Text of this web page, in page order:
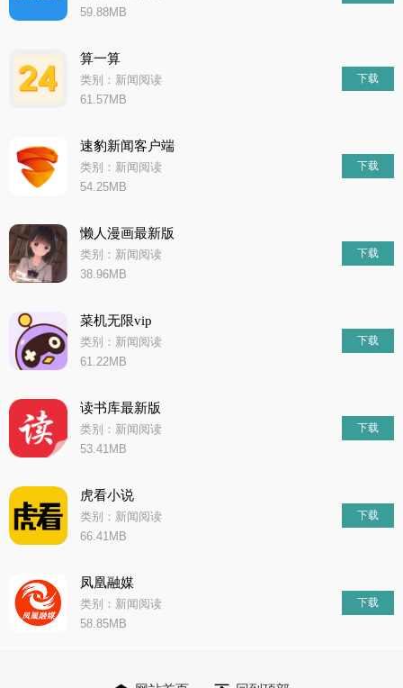
59.88MB
算一算
类别：新闻阅读
61.57MB
下载
速豹新闻客户端
类别：新闻阅读
54.25MB
下载
懒人漫画最新版
类别：新闻阅读
38.96MB
下载
菜机无限vip
类别：新闻阅读
61.22MB
下载
读书库最新版
类别：新闻阅读
53.41MB
下载
虎看小说
类别：新闻阅读
66.41MB
下载
凤凰融媒
类别：新闻阅读
58.85MB
下载